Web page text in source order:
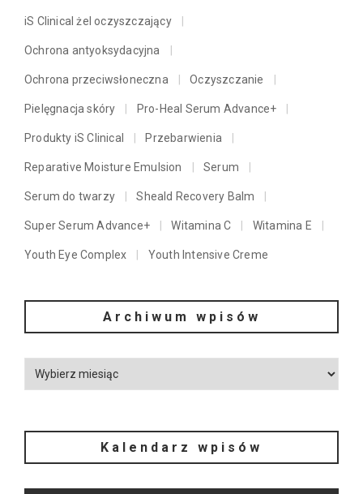
iS Clinical żel oczyszczający
Ochrona antyoksydacyjna
Ochrona przeciwsłoneczna Oczyszczanie
Pielęgnacja skóry Pro-Heal Serum Advance+
Produkty iS Clinical Przebarwienia
Reparative Moisture Emulsion Serum
Serum do twarzy Sheald Recovery Balm
Super Serum Advance+ Witamina C Witamina E
Youth Eye Complex Youth Intensive Creme
Archiwum wpisów
Kalendarz wpisów